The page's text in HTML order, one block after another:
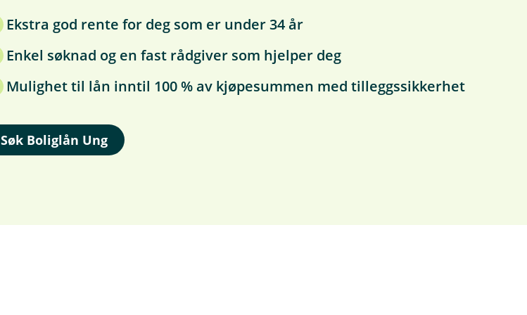
Ekstra god rente for deg som er under 34 år
Enkel søknad og en fast rådgiver som hjelper deg
Mulighet til lån inntil 100 % av kjøpesummen med tilleggssikkerhet
Søk Boliglån Ung